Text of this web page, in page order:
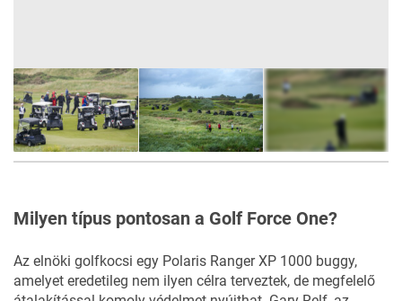
Milyen típus pontosan a Golf Force One?
Az elnöki golfkocsi egy Polaris Ranger XP 1000 buggy,
amelyet eredetileg nem ilyen célra terveztek, de megfelelő